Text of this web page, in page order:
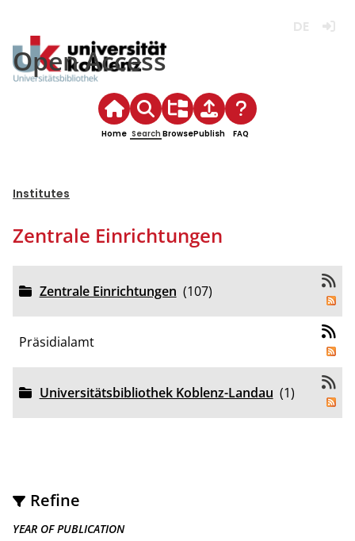
Open Access
Home Search BrowsePublish FAQ
Institutes
Zentrale Einrichtungen
Zentrale Einrichtungen (107)
Präsidialamt
Universitätsbibliothek Koblenz-Landau (1)
Refine
YEAR OF PUBLICATION